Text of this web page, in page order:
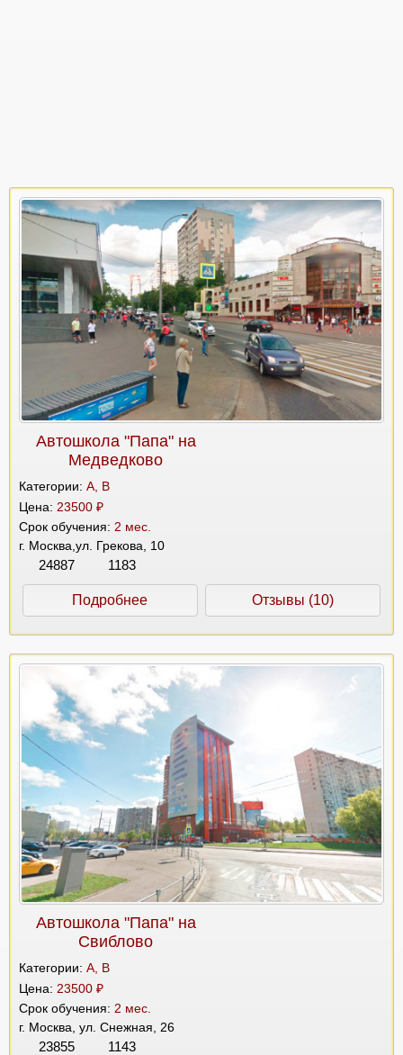
Автошкола "Папа" на
Медведково
Категории: A, B
Цена: 23500 ₽
Срок обучения: 2 мес.
г. Москва,ул. Грекова, 10
24887 1183
Подробнее Отзывы (10)
Автошкола "Папа" на
Свиблово
Категории: A, B
Цена: 23500 ₽
Срок обучения: 2 мес.
г. Москва, ул. Снежная, 26
23855 1143